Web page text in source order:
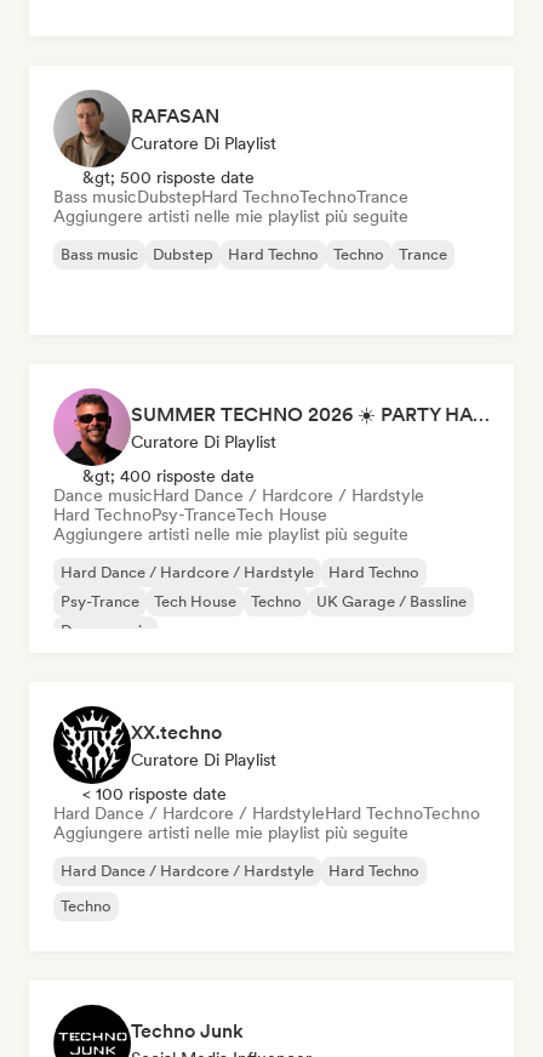
RAFASAN
Curatore Di Playlist
&gt; 500 risposte date
Bass musicDubstepHard TechnoTechnoTrance
Aggiungere artisti nelle mie playlist più seguite
Bass music Dubstep Hard Techno Techno Trance
SUMMER TECHNO 2026 ☀️ PARTY HARD by Sebastian Bronk
Curatore Di Playlist
&gt; 400 risposte date
Dance musicHard Dance / Hardcore / Hardstyle
Hard TechnoPsy-TranceTech House
Aggiungere artisti nelle mie playlist più seguite
Hard Dance / Hardcore / Hardstyle
Hard Techno
Psy-Trance
Tech House Techno
UK Garage / Bassline
Dance music
XX.techno
Curatore Di Playlist
< 100 risposte date
Hard Dance / Hardcore / HardstyleHard TechnoTechno
Aggiungere artisti nelle mie playlist più seguite
Hard Dance / Hardcore / Hardstyle
Hard Techno
Techno
Techno Junk